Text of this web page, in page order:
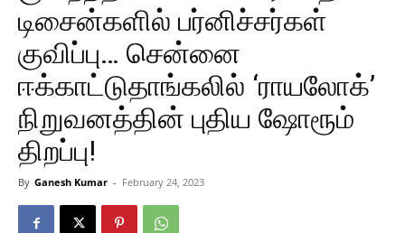
டிசைன்களில் பர்னிச்சர்கள்
குவிப்பு… சென்னை
ஈக்காட்டுதாங்கலில் ‘ராயலோக்’
நிறுவனத்தின் புதிய ஷோரூம்
திறப்பு!
By Ganesh Kumar - February 24, 2023